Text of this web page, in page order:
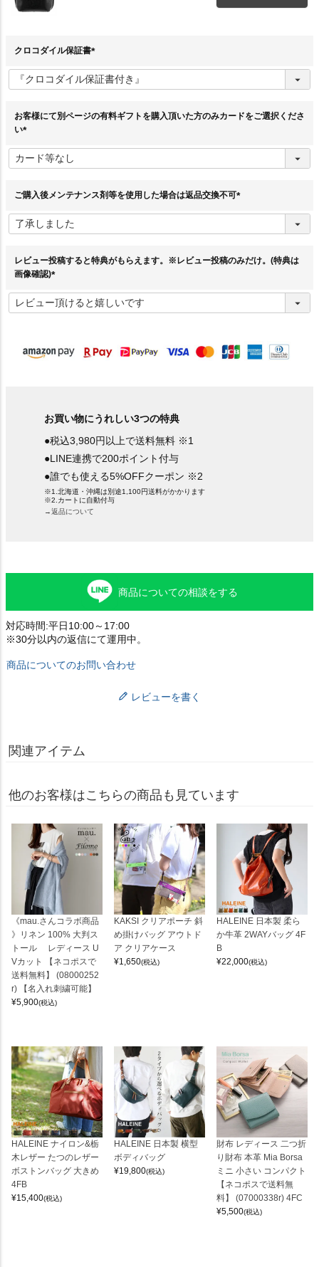
クロコダイル保証書
必
須
お客様にて別ページの有料ギフトを購入頂いた方のみカードをご選択くださ
い
必
須
ご購入後メンテナンス剤等を使用した場合は返品交換不可
須
レビュー投稿すると特典がもらえます。※レビュー投稿のみだけ。(特典は
画像確認)
必
須
お買い物にうれしい3つの特典
●税込3,980円以上で送料無料 ※1
●LINE連携で200ポイント付与
●誰でも使える5%OFFクーポン ※2
※1.北海道・沖縄は別途1,100円送料がかかります
※2.カートに自動付与
→返品について
商品についての相談をする
対応時間:平日10:00～17:00
※30分以内の返信にて運用中。
商品についてのお問い合わせ
レビューを書く
関連アイテム
他のお客様はこちらの商品も見ています
《mau.さんコラボ商品
》リネン 100% 大判ス
トール レディース U
Vカット 【ネコポスで
送料無料】 (08000252
r) 【名入れ刺繍可能】
¥5,900(税込)
KAKSI クリアポーチ 斜
め掛けバッグ アウトド
ア クリアケース
¥1,650(税込)
HALEINE 日本製 柔ら
か牛革 2WAYバッグ 4F
B
¥22,000(税込)
HALEINE ナイロン&栃
木レザー たつのレザー
ボストンバッグ 大きめ
4FB
¥15,400(税込)
HALEINE 日本製 横型
ボディバッグ
¥19,800(税込)
財布 レディース 二つ折
り財布 本革 Mia Borsa
ミニ 小さい コンパクト
【ネコポスで送料無
料】 (07000338r) 4FC
¥5,500(税込)